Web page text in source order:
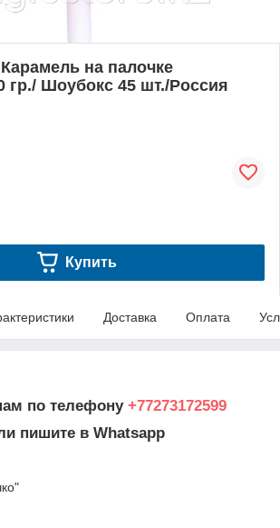
на палочке
гр./ Шоубокс 45 шт./Россия
Купить
Доставка Оплата
по телефону +77273172599
пишите в Whatsapp